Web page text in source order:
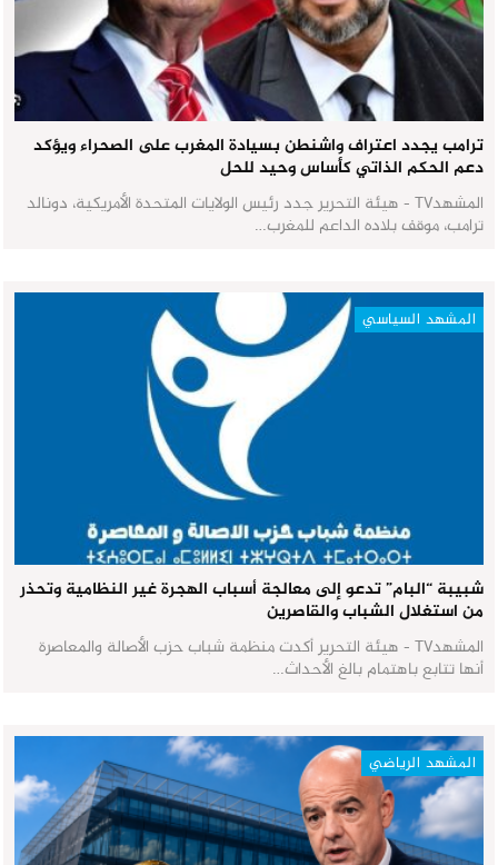
ترامب يجدد اعتراف واشنطن بسيادة المغرب على الصحراء ويؤكد
دعم الحكم الذاتي كأساس وحيد للحل
المشهدTV - هيئة التحرير جدد رئيس الولايات المتحدة الأمريكية، دونالد
ترامب، موقف بلاده الداعم للمغرب…
المشهد السياسي
شبيبة “البام” تدعو إلى معالجة أسباب الهجرة غير النظامية وتحذر
من استغلال الشباب والقاصرين
المشهدTV - هيئة التحرير أكدت منظمة شباب حزب الأصالة والمعاصرة
أنها تتابع باهتمام بالغ الأحداث…
المشهد الرياضي